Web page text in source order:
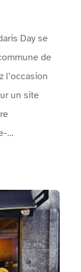
Day se
de
l’occasion
un site
!Le
sports,
de
des